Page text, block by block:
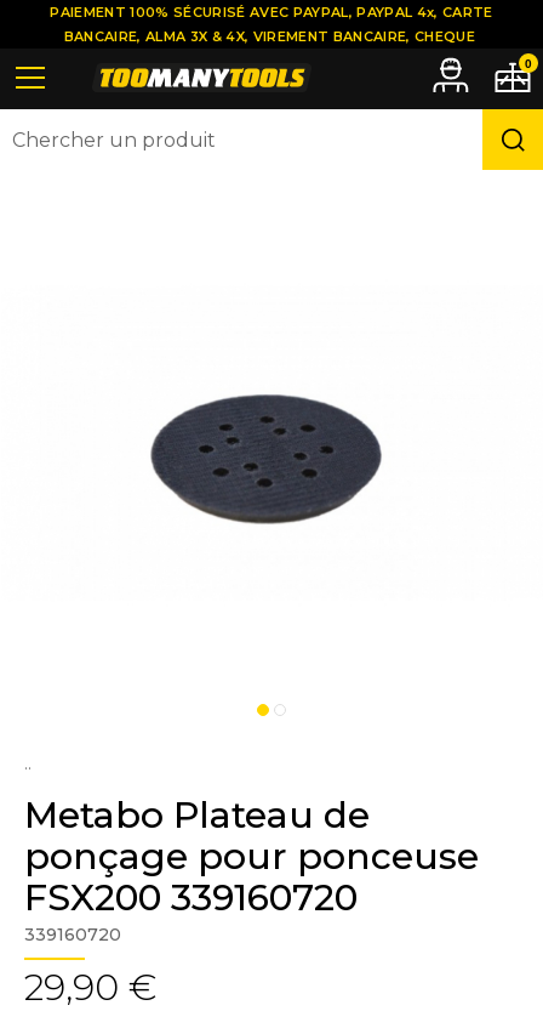
..
Metabo Plateau de
ponçage pour ponceuse
FSX200 339160720
339160720
29,90 €
PAIEMENT 100% SÉCURISÉ AVEC PAYPAL, PAYPAL 4x, CARTE
BANCAIRE, ALMA 3X & 4X, VIREMENT BANCAIRE, CHEQUE
0